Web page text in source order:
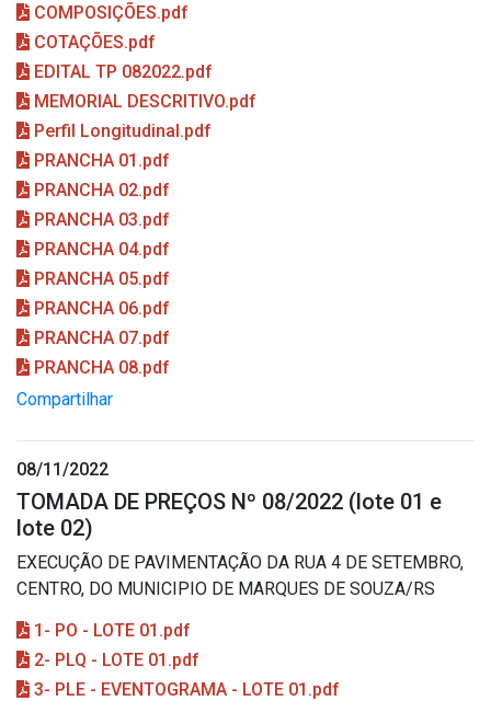
COMPOSIÇÕES.pdf
COTAÇÕES.pdf
EDITAL TP 082022.pdf
MEMORIAL DESCRITIVO.pdf
Perfil Longitudinal.pdf
PRANCHA 01.pdf
PRANCHA 02.pdf
PRANCHA 03.pdf
PRANCHA 04.pdf
PRANCHA 05.pdf
PRANCHA 06.pdf
PRANCHA 07.pdf
PRANCHA 08.pdf
Compartilhar
08/11/2022
TOMADA DE PREÇOS Nº 08/2022 (lote 01 e
lote 02)
EXECUÇÃO DE PAVIMENTAÇÃO DA RUA 4 DE SETEMBRO,
CENTRO, DO MUNICIPIO DE MARQUES DE SOUZA/RS
1- PO - LOTE 01.pdf
2- PLQ - LOTE 01.pdf
3- PLE - EVENTOGRAMA - LOTE 01.pdf